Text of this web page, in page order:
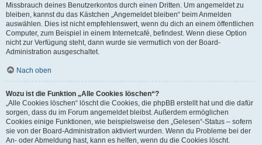
Missbrauch deines Benutzerkontos durch einen Dritten. Um angemeldet zu
bleiben, kannst du das Kästchen „Angemeldet bleiben“ beim Anmelden
auswählen. Dies ist nicht empfehlenswert, wenn du dich an einem öffentlichen
Computer, zum Beispiel in einem Internetcafé, befindest. Wenn diese Option
nicht zur Verfügung steht, dann wurde sie vermutlich von der Board-
Administration ausgeschaltet.
Nach oben
Wozu ist die Funktion „Alle Cookies löschen“?
„Alle Cookies löschen“ löscht die Cookies, die phpBB erstellt hat und die dafür
sorgen, dass du im Forum angemeldet bleibst. Außerdem ermöglichen
Cookies einige Funktionen, wie beispielsweise den „Gelesen“-Status – sofern
sie von der Board-Administration aktiviert wurden. Wenn du Probleme bei der
An- oder Abmeldung hast, kann es helfen, wenn du die Cookies löscht.